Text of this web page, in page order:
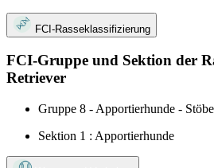
FCI-Rasseklassifizierung
FCI-Gruppe und Sektion der
Retriever
Gruppe 8 - Apportierhunde -
Sektion 1 : Apportierhunde